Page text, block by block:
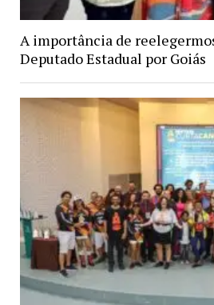
A importância de
Deputado Estadual por Goiás